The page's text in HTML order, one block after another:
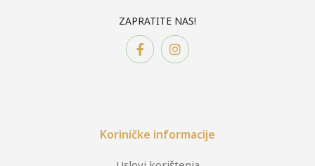
ZAPRATITE NAS!
Koriničke informacije